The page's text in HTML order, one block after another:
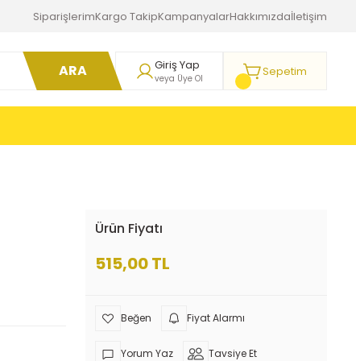
SiparişlerimKargo TakipKampanyalarHakkımızdaİletişim
ARA Giriş Yap
veya Üye Ol Sepetim
Ürün Fiyatı
515,00 TL
Fiyat Alarmı
Yorum Yaz Tavsiye Et